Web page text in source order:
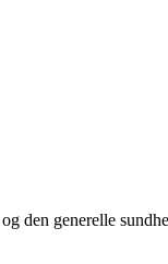
den generelle